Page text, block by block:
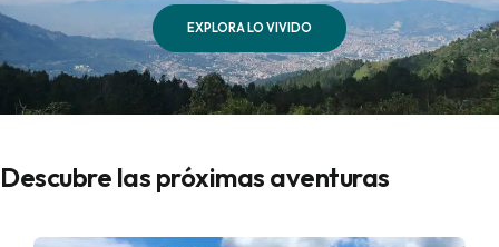
EXPLORA LO VIVIDO
Descubre las próximas aventuras